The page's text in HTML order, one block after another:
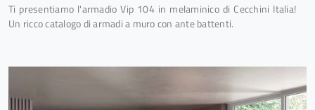
Ti presentiamo l'armadio Vip 104 in melaminico di Cecchini Italia!
Un ricco catalogo di armadi a muro con ante battenti.